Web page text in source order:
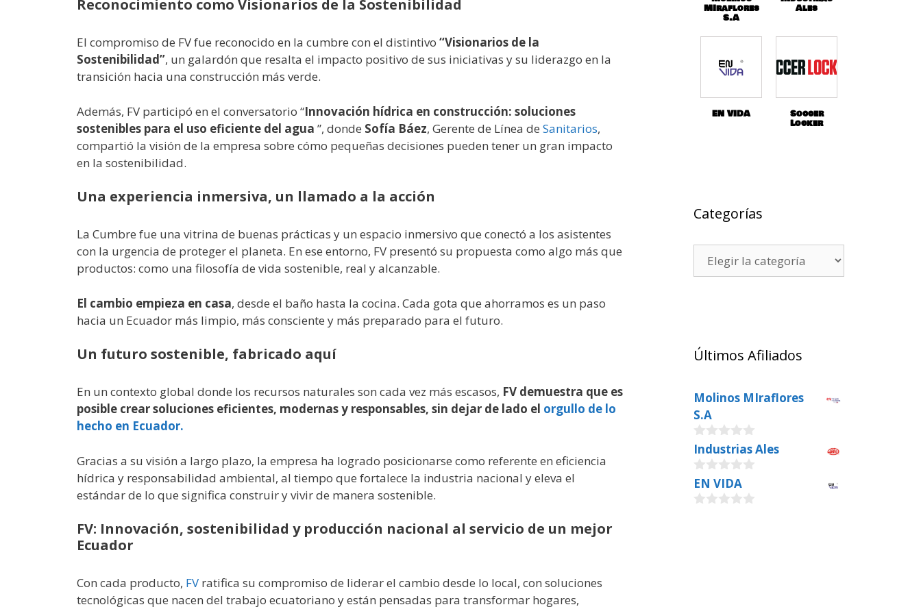
Reconocimiento como Visionarios de la Sostenibilidad
El compromiso de FV fue reconocido en la cumbre con el distintivo “Visionarios de la
Sostenibilidad”, un galardón que resalta el impacto positivo de sus iniciativas y su liderazgo en la
transición hacia una construcción más verde.
Además, FV participó en el conversatorio “Innovación hídrica en construcción: soluciones
sostenibles para el uso eficiente del agua ”, donde Sofía Báez, Gerente de Línea de Sanitarios,
compartió la visión de la empresa sobre cómo pequeñas decisiones pueden tener un gran impacto
en la sostenibilidad.
Una experiencia inmersiva, un llamado a la acción
La Cumbre fue una vitrina de buenas prácticas y un espacio inmersivo que conectó a los asistentes
con la urgencia de proteger el planeta. En ese entorno, FV presentó su propuesta como algo más que
productos: como una filosofía de vida sostenible, real y alcanzable.
El cambio empieza en casa, desde el baño hasta la cocina. Cada gota que ahorramos es un paso
hacia un Ecuador más limpio, más consciente y más preparado para el futuro.
Un futuro sostenible, fabricado aquí
En un contexto global donde los recursos naturales son cada vez más escasos, FV demuestra que es
posible crear soluciones eficientes, modernas y responsables, sin dejar de lado el orgullo de lo
hecho en Ecuador.
Gracias a su visión a largo plazo, la empresa ha logrado posicionarse como referente en eficiencia
hídrica y responsabilidad ambiental, al tiempo que fortalece la industria nacional y eleva el
estándar de lo que significa construir y vivir de manera sostenible.
FV: Innovación, sostenibilidad y producción nacional al servicio de un mejor
Ecuador
Con cada producto, FV ratifica su compromiso de liderar el cambio desde lo local, con soluciones
tecnológicas que nacen del trabajo ecuatoriano y están pensadas para transformar hogares,
MIraflores
S.A
Ales
EN VIDA Soccer
Locker
Categorías
Últimos Afiliados
Molinos MIraflores
S.A
0
o
u
t
o
f
Industrias Ales
0
o
u
EN VIDA